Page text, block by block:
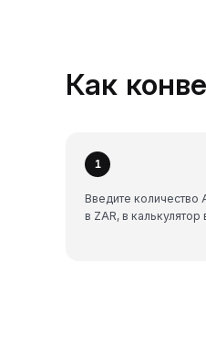
Как
1
Введите количество
в ZAR, в